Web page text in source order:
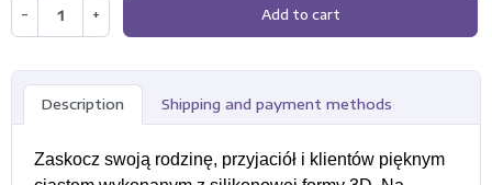
− + Add to cart
Description Shipping and payment methods
Zaskocz swoją rodzinę, przyjaciół i klientów pięknym